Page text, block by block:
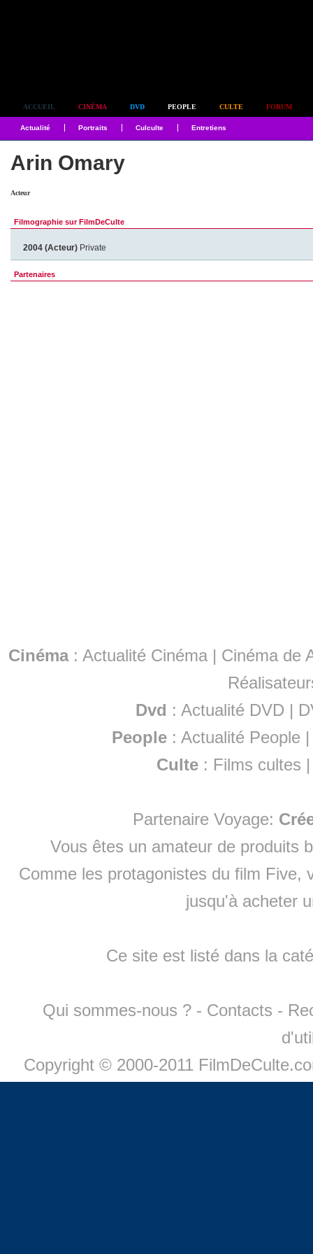
ACCUEIL CINÉMA DVD PEOPLE CULTE FORUM
Actualité Portraits Culculte Entretiens
Arin Omary
Acteur
Filmographie sur FilmDeCulte
2004 (Acteur) Private
Partenaires
Cinéma: Actualité Cinéma | Cinéma de
Dvd : Actualité DVD |
People :Actualité People
Culte : Films cultes
Partenaire Voyage:
Vous êtes un amateur de produits
Comme les protagonistes du film Five,
jusqu'à acheter
Ce site est listé dans la
Qui sommes-nous ? - Contacts -
Copyright © 2000-2011